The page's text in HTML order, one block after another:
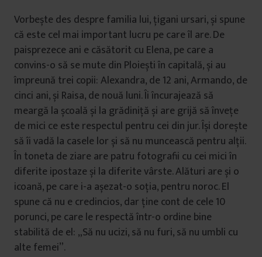
Vorbește des despre familia lui, țigani ursari, și spune
că este cel mai important lucru pe care îl are. De
paisprezece ani e căsătorit cu Elena, pe care a
convins-o să se mute din Ploiești în capitală, și au
împreună trei copii: Alexandra, de 12 ani, Armando, de
cinci ani, și Raisa, de nouă luni. Îi încurajează să
meargă la școală și la grădiniță și are grijă să învețe
de mici ce este respectul pentru cei din jur. Își dorește
să îi vadă la casele lor și să nu muncească pentru alții.
În toneta de ziare are patru fotografii cu cei mici în
diferite ipostaze și la diferite vârste. Alături are și o
icoană, pe care i-a așezat-o soția, pentru noroc. El
spune că nu e credincios, dar ține cont de cele 10
porunci, pe care le respectă într-o ordine bine
stabilită de el: „Să nu ucizi, să nu furi, să nu umbli cu
alte femei”.